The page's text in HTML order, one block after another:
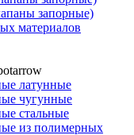
запорные)
материалов
латунные
чугунные
стальные
из полимерных